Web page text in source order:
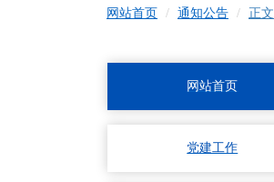
网站首页 通知公告 正文
网站首页
党建工作